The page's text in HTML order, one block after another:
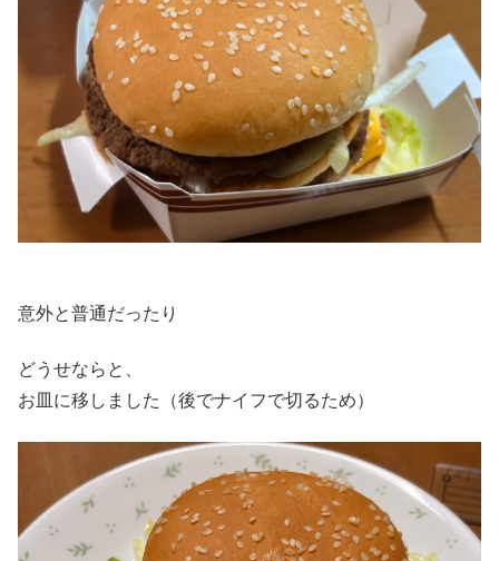
意外と普通だったり
どうせならと、
お皿に移しました（後でナイフで切るため）